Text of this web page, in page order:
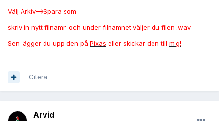
Välj Arkiv-->Spara som
skriv in nytt filnamn och under filnamnet väljer du filen .wav
Sen lägger du upp den på Pixas eller skickar den till mig!
Citera
Arvid